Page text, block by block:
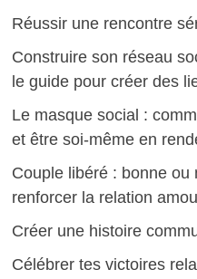
Réussir une rencontre
Construire son réseau
le guide pour créer des
Le masque social :
et être soi-même en
Couple libéré : bonne ou
renforcer la relation
Créer une histoire
Célébrer tes victoires